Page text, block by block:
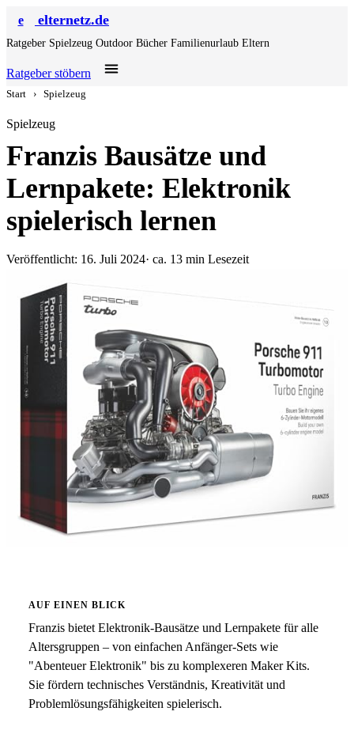
e elternetz.de
Ratgeber Spielzeug Outdoor Bücher Familienurlaub Eltern
Ratgeber stöbern
Start › Spielzeug
Spielzeug
Franzis Bausätze und
Lernpakete: Elektronik
spielerisch lernen
Veröffentlicht: 16. Juli 2024· ca. 13 min Lesezeit
AUF EINEN BLICK
Franzis bietet Elektronik-Bausätze und Lernpakete für alle
Altersgruppen – von einfachen Anfänger-Sets wie
"Abenteuer Elektronik" bis zu komplexeren Maker Kits.
Sie fördern technisches Verständnis, Kreativität und
Problemlösungsfähigkeiten spielerisch.